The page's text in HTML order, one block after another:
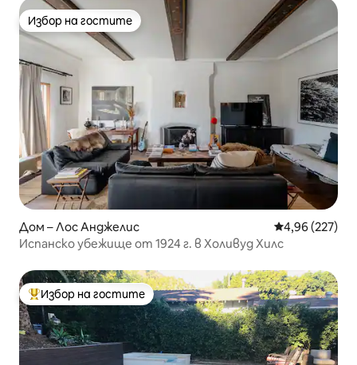
Избор на гостите
Избор на гостите
Дом – Лос Анджелис Средна
4,96 (227)
Испанско убежище от 1924 г. в Холивуд Хилс
Най-популярен избор на гостите
Избор на гостите